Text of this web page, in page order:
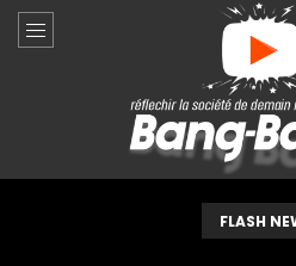
FLASH
Custom Amount
VEUILLEZ